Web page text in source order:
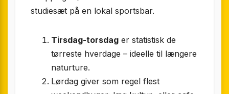
studie­sæt på en lokal sportsbar.
Tirsdag-torsdag er statistisk de
tørreste hverdage – ideelle til længere
naturture.
Lørdag giver som regel flest